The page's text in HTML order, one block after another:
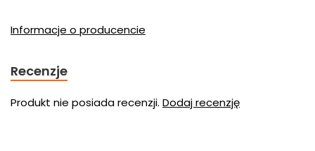
Informacje o producencie
Recenzje
Produkt nie posiada recenzji. Dodaj recenzję